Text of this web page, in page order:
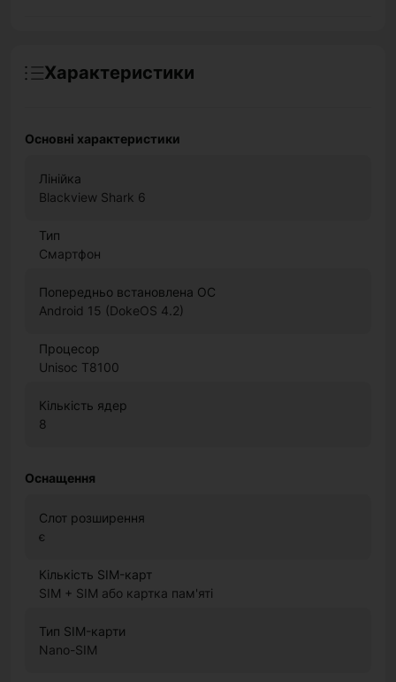
Характеристики
Основні характеристики
Лінійка
Blackview Shark 6
Тип
Смартфон
Попередньо встановлена ОС
Android 15 (DokeOS 4.2)
Процесор
Unisoc T8100
Кількість ядер
8
Оснащення
Слот розширення
є
Кількість SIM-карт
SIM + SIM або картка пам'яті
Тип SIM-карти
Nano-SIM